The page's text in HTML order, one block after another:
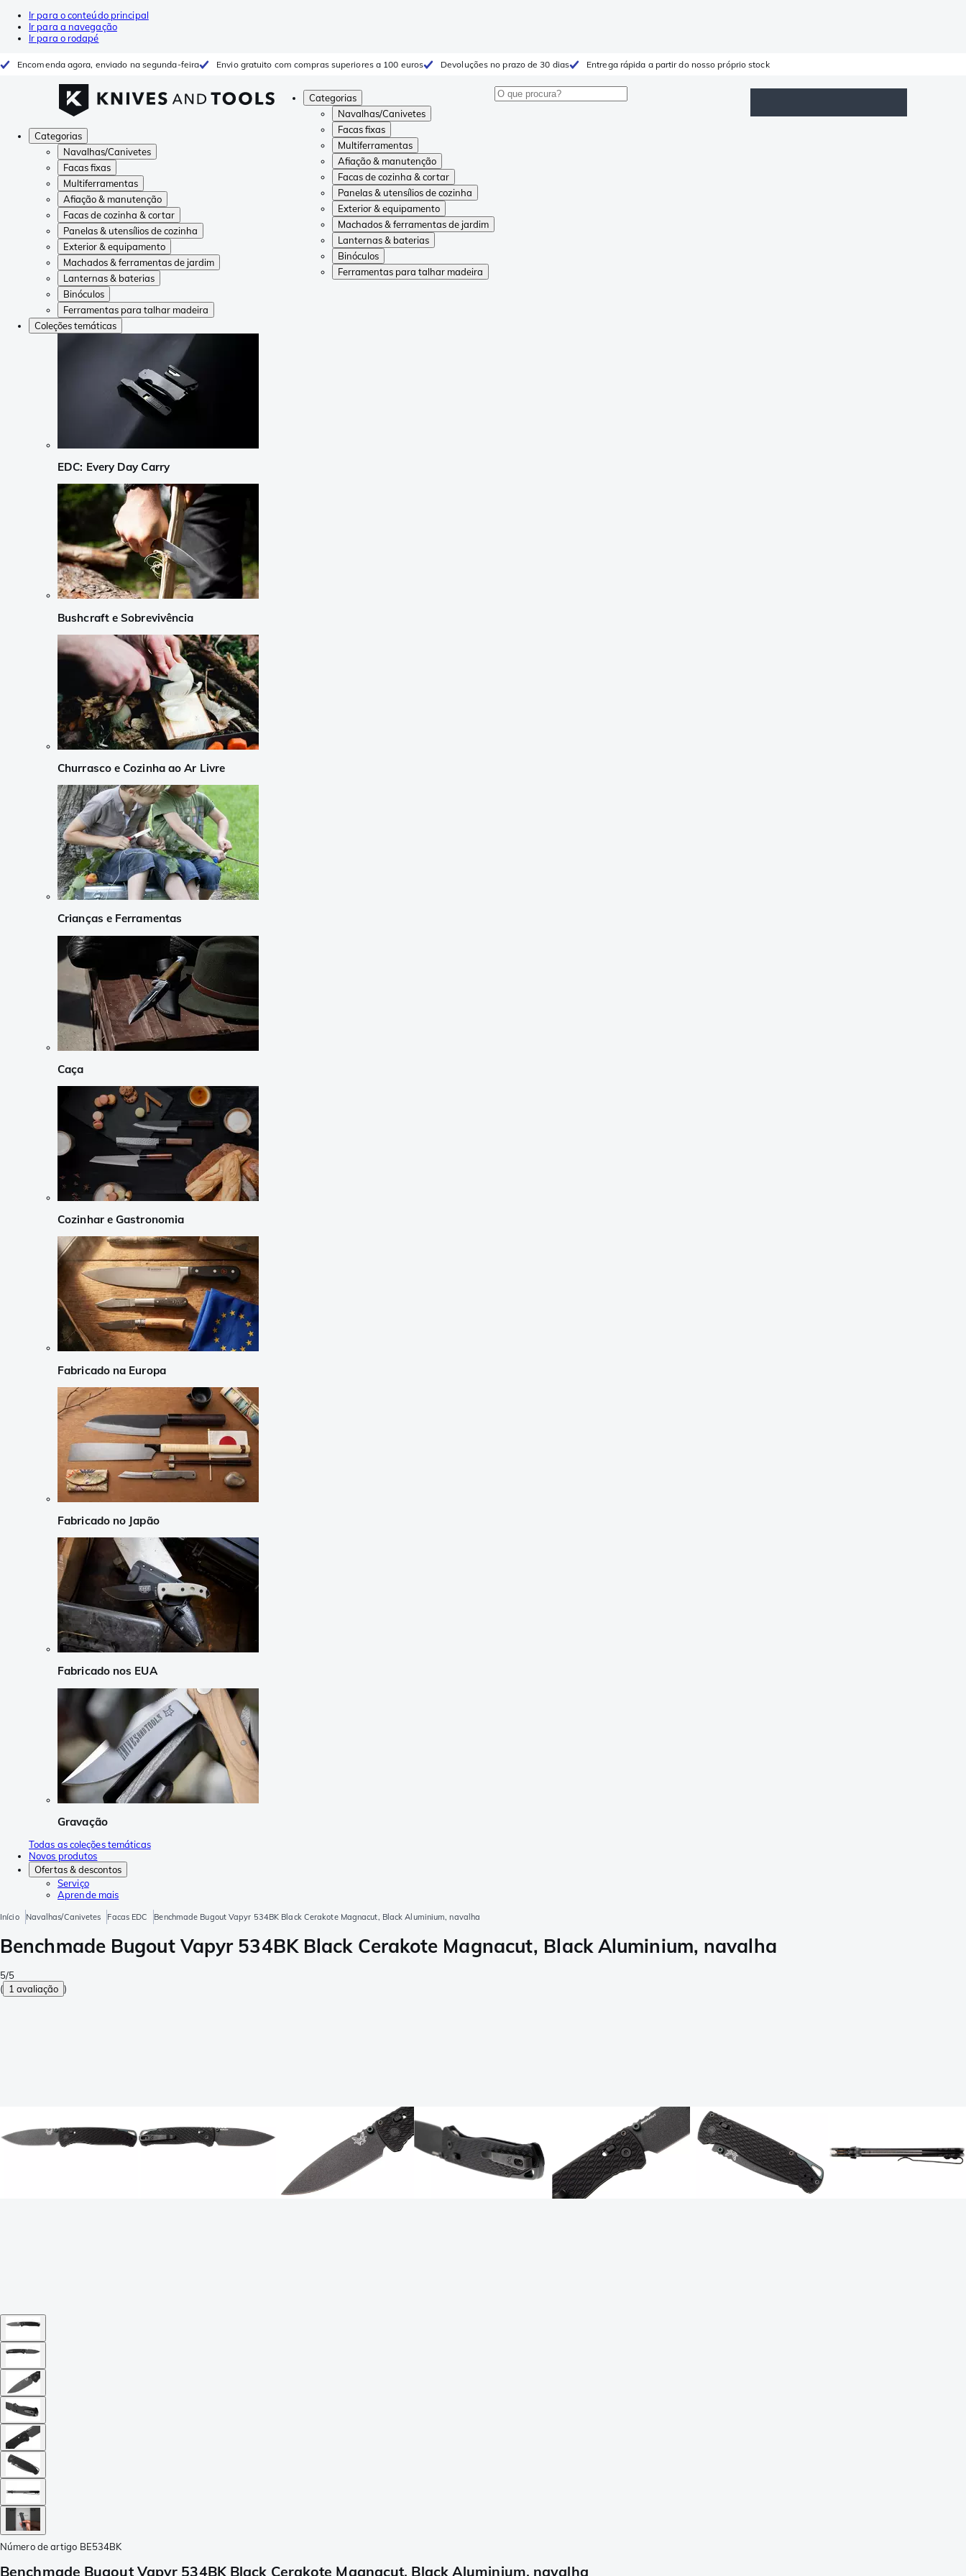
Ir para o conteúdo principal
Ir para a navegação
Ir para o rodapé
Encomenda agora, enviado na segunda-feira Envio gratuito com compras superiores a 100 euros Devoluções no prazo de 30 dias Entrega rápida a partir do nosso próprio stock
Categorias
Navalhas/Canivetes
Facas fixas
Multiferramentas
Afiação & manutenção
Facas de cozinha & cortar
Panelas & utensílios de cozinha
Exterior & equipamento
Machados & ferramentas de jardim
Lanternas & baterias
Binóculos
Ferramentas para talhar madeira
Categorias
Navalhas/Canivetes
Facas fixas
Multiferramentas
Afiação & manutenção
Facas de cozinha & cortar
Panelas & utensílios de cozinha
Exterior & equipamento
Machados & ferramentas de jardim
Lanternas & baterias
Binóculos
Ferramentas para talhar madeira
Coleções temáticas
EDC: Every Day Carry
Bushcraft e Sobrevivência
Churrasco e Cozinha ao Ar Livre
Crianças e Ferramentas
Caça
Cozinhar e Gastronomia
Fabricado na Europa
Fabricado no Japão
Fabricado nos EUA
Gravação
Todas as coleções temáticas
Novos produtos
Ofertas & descontos
Serviço
Aprende mais
Início Navalhas/Canivetes Facas EDC Benchmade Bugout Vapyr 534BK Black Cerakote Magnacut, Black Aluminium, navalha
Benchmade Bugout Vapyr 534BK Black Cerakote Magnacut, Black Aluminium, navalha
5/5
( 1 avaliação )
Número de artigo BE534BK
Benchmade Bugout Vapyr 534BK Black Cerakote Magnacut, Black Aluminium, navalha